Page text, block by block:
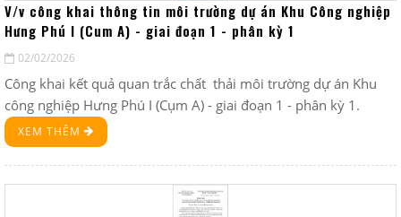
V/v công khai thông tin môi trường dự án Khu Công nghiệp
Hưng Phú I (Cum A) - giai đoạn 1 - phân kỳ 1
02/02/2026
Công khai kết quả quan trắc chất thải môi trường dự án Khu
công nghiệp Hưng Phú I (Cụm A) - giai đoạn 1 - phân kỳ 1.
XEM THÊM